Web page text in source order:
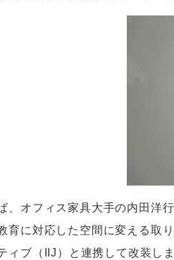
、オフィス家具大手の内田洋
育に対応した空間に変える取
ィブ（IIJ）と連携して改装し